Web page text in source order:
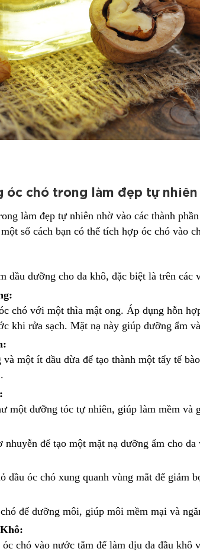
óc chó trong làm đẹp tự nhiên
làm đẹp tự nhiên nhờ vào các thành
số cách bạn có thể tích hợp óc chó vào
dầu dưỡng cho da khô, đặc biệt là trên các
chó với một thìa mật ong. Áp dụng hỗn
khi rửa sạch. Mặt nạ này giúp dưỡng ẩm
một ít dầu dừa để tạo thành một tẩy tế
một dưỡng tóc tự nhiên, giúp làm mềm và
để tạo một mặt nạ dưỡng ẩm cho da
dầu óc chó xung quanh vùng mắt để giảm
để dưỡng môi, giúp môi mềm mại và
chó vào nước tắm để làm dịu da đầu khô